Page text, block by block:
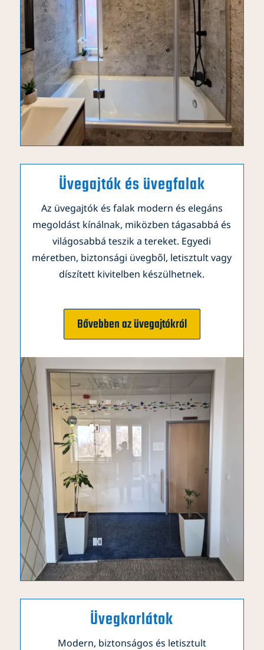
Üvegajtók és üvegfalak
Az üvegajtók és falak modern és elegáns
megoldást kínálnak, miközben tágasabbá és
világosabbá teszik a tereket. Egyedi
méretben, biztonsági üvegből, letisztult vagy
díszített kivitelben készülhetnek.
Bővebben az üvegajtókról
Üvegkorlátok
Modern, biztonságos és letisztult